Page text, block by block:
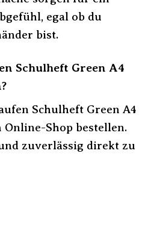
egal ob du
bist.
Schulheft Green A4
Schulheft Green A4
Shop bestellen.
zuverlässig direkt zu